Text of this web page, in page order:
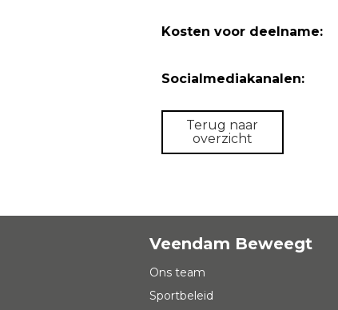
Kosten voor deelname:
Socialmediakanalen:
Terug naar
overzicht
Veendam Beweegt
Ons team
Sportbeleid